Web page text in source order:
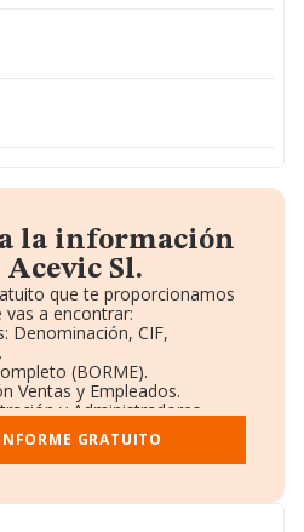
la información
Sl.
que te proporcionamos
vas a encontrar:
Denominación, CIF,
(BORME).
Ventas y Empleados.
y Administradores.
en otras empresas.
complementaria.
GRATUITO